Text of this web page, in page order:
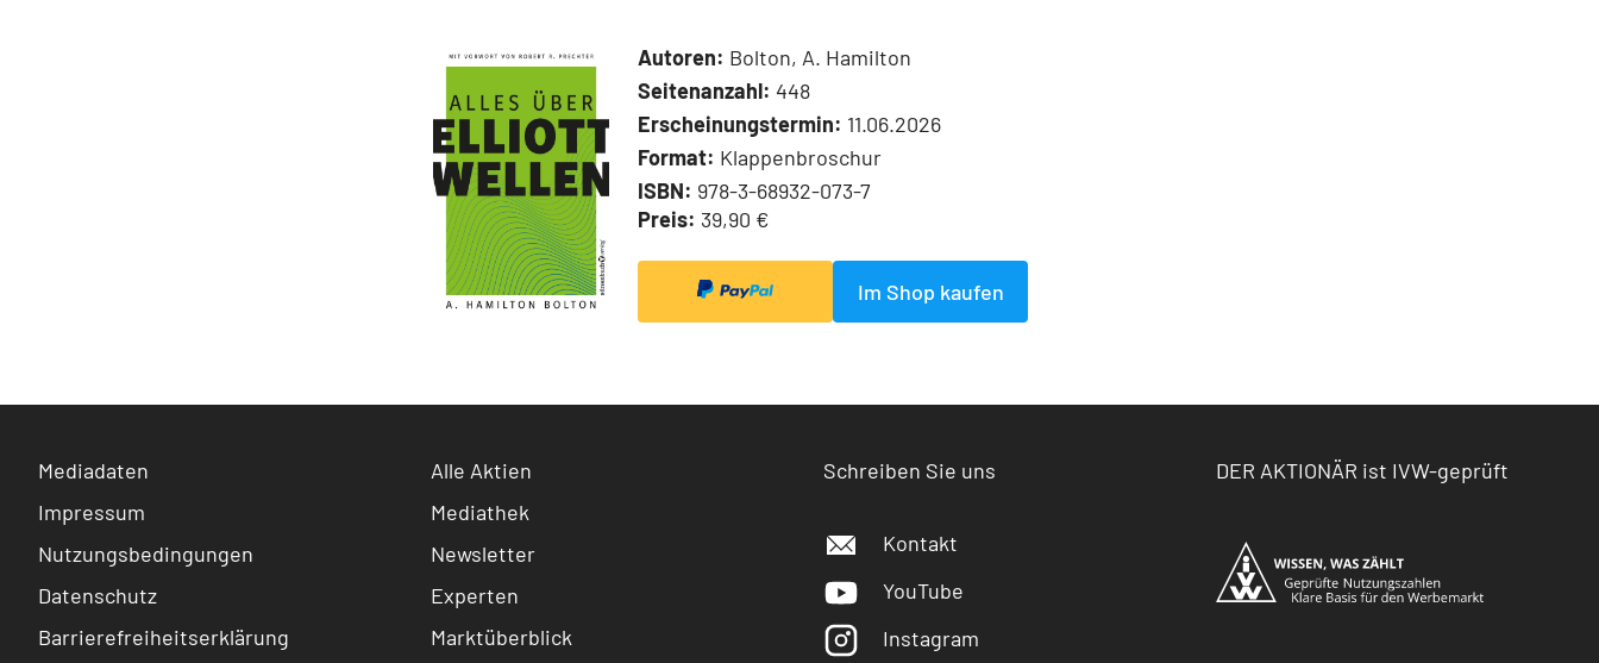
Autoren: Bolton, A. Hamilton
Seitenanzahl: 448
Erscheinungstermin: 11.06.2026
Format: Klappenbroschur
ISBN: 978-3-68932-073-7
Preis: 39,90 €
Im Shop kaufen
Mediadaten
Impressum
Nutzungsbedingungen
Datenschutz
Barrierefreiheitserklärung
Alle Aktien
Mediathek
Newsletter
Experten
Marktüberblick
Schreiben Sie uns
Kontakt
YouTube
Instagram
DER AKTIONÄR ist IVW-geprüft